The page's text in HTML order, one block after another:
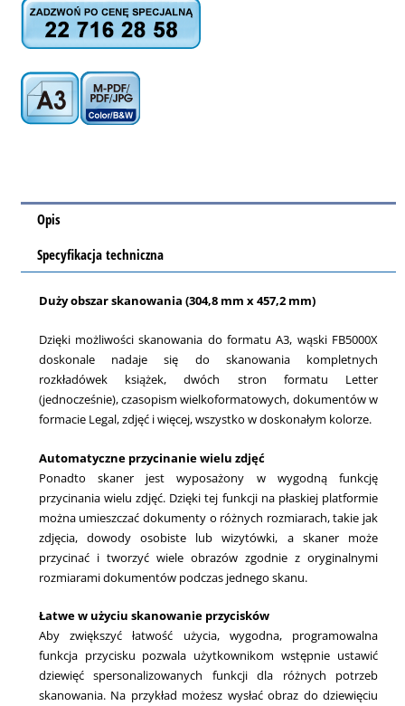
Opis
Specyfikacja techniczna
Duży obszar skanowania (304,8 mm x 457,2 mm)
Dzięki możliwości skanowania do formatu A3, wąski FB5000X
doskonale nadaje się do skanowania kompletnych
rozkładówek książek, dwóch stron formatu Letter
(jednocześnie), czasopism wielkoformatowych, dokumentów w
formacie Legal, zdjęć i więcej, wszystko w doskonałym kolorze.
Automatyczne przycinanie wielu zdjęć
Ponadto skaner jest wyposażony w wygodną funkcję
przycinania wielu zdjęć. Dzięki tej funkcji na płaskiej platformie
można umieszczać dokumenty o różnych rozmiarach, takie jak
zdjęcia, dowody osobiste lub wizytówki, a skaner może
przycinać i tworzyć wiele obrazów zgodnie z oryginalnymi
rozmiarami dokumentów podczas jednego skanu.
Łatwe w użyciu skanowanie przycisków
Aby zwiększyć łatwość użycia, wygodna, programowalna
funkcja przycisku pozwala użytkownikom wstępnie ustawić
dziewięć spersonalizowanych funkcji dla różnych potrzeb
skanowania. Na przykład możesz wysłać obraz do dziewięciu